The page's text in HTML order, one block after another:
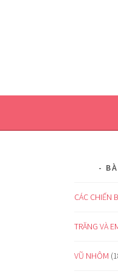
CÁC CHIẾN
TRĂNG VÀ
VŨ NHÔM